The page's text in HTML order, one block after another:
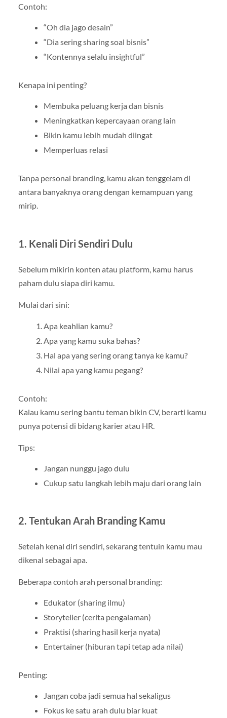
Contoh:
“Oh dia jago desain”
“Dia sering sharing soal bisnis”
“Kontennya selalu insightful”
Kenapa ini penting?
Membuka peluang kerja dan bisnis
Meningkatkan kepercayaan orang lain
Bikin kamu lebih mudah diingat
Memperluas relasi
Tanpa personal branding, kamu akan tenggelam di
antara banyaknya orang dengan kemampuan yang
mirip.
1. Kenali Diri Sendiri Dulu
Sebelum mikirin konten atau platform, kamu harus
paham dulu siapa diri kamu.
Mulai dari sini:
Apa keahlian kamu?
Apa yang kamu suka bahas?
Hal apa yang sering orang tanya ke kamu?
Nilai apa yang kamu pegang?
Contoh:
Kalau kamu sering bantu teman bikin CV, berarti kamu
punya potensi di bidang karier atau HR.
Tips:
Jangan nunggu jago dulu
Cukup satu langkah lebih maju dari orang lain
2. Tentukan Arah Branding Kamu
Setelah kenal diri sendiri, sekarang tentuin kamu mau
dikenal sebagai apa.
Beberapa contoh arah personal branding:
Edukator (sharing ilmu)
Storyteller (cerita pengalaman)
Praktisi (sharing hasil kerja nyata)
Entertainer (hiburan tapi tetap ada nilai)
Penting:
Jangan coba jadi semua hal sekaligus
Fokus ke satu arah dulu biar kuat